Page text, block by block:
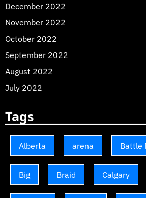
December 2022
November 2022
October 2022
September 2022
August 2022
July 2022
Tags
Alberta arena Battle
Big Braid Calgary